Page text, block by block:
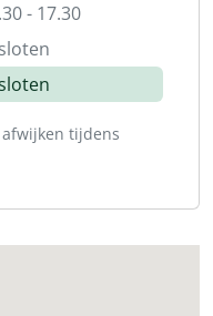
- 17.30
tijdens